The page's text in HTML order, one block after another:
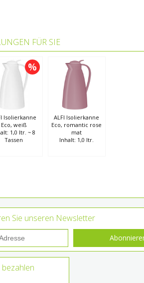
FÜR SIE
%
Isolierkanne
Eco, weiß
1,0 ltr. ~ 8
Tassen
ALFI Isolierkanne
Eco, romantic rose
mat
Inhalt: 1,0 ltr.
Sie unseren Newsletter